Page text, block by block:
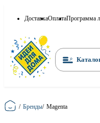
ДоставкаОплатаПрограмма
Главная
/ Бренды/ Magenta